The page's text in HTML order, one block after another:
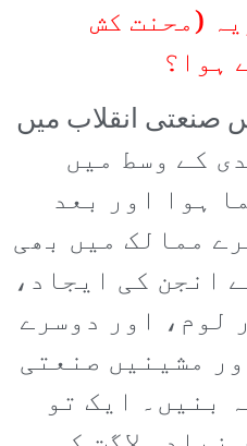
(محنت کش
ہوا؟
صنعتی انقلاب میں
18 ویں صدی کے وسط میں
ہوا اور بعد
ممالک میں بھی
انجن کی ایجاد،
لوم، اور دوسرے
مشینیں صنعتی
بنیں۔ ایک تو